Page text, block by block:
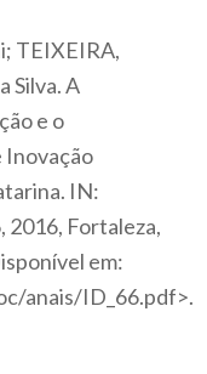
TEIXEIRA,
Silva. A
e o
Inovação
IN:
2016, Fortaleza,
em:
anais/ID_66.pdf>.